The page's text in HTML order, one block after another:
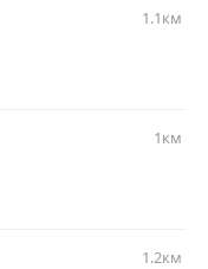
1.1км
1км
1.2км